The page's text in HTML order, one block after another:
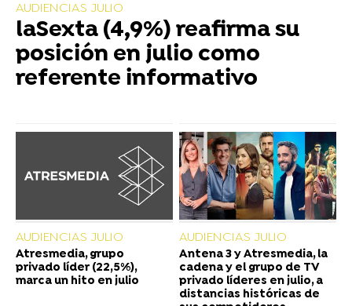
AUDIENCIAS JULIO
laSexta (4,9%) reafirma su
posición en julio como
referente informativo
AUDIENCIAS JULIO
Atresmedia, grupo
privado líder (22,5%),
marca un hito en julio
AUDIENCIAS JULIO
Antena 3 y Atresmedia, la
cadena y el grupo de TV
privado líderes en julio, a
distancias históricas de